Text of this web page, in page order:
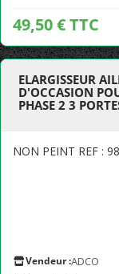
49,50 € TTC
ELARGISSEUR
D'OCCASION
PHASE 2 3
NON PEINT REF :
Vendeur :ADCO